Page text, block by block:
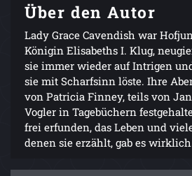
Über den Autor
Lady Grace Cavendish war
Königin Elisabeths I. Klug,
sie immer wieder auf Intrigen
sie mit Scharfsinn löste. Ihre
von Patricia Finney, teils von
Vogler in Tagebüchern
frei erfunden, das Leben und
denen sie erzählt, gab es